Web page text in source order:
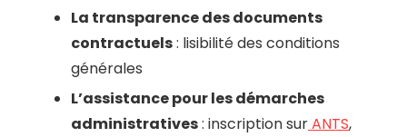
La transparence des documents
contractuels: lisibilité des conditions
générales
L’assistance pour les démarches
administratives: inscription surANTS,